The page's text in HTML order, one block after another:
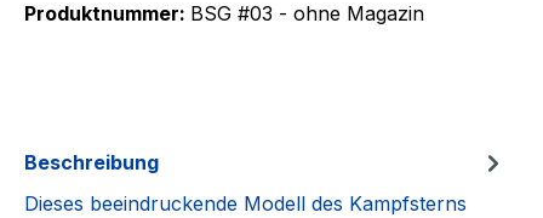
Produktnummer: BSG #03 - ohne Magazin
Beschreibung
Dieses beeindruckende Modell des Kampfsterns